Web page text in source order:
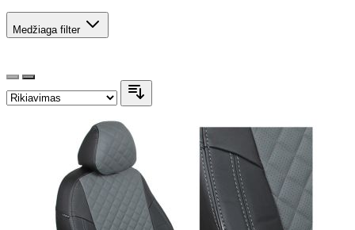
Medžiaga filter